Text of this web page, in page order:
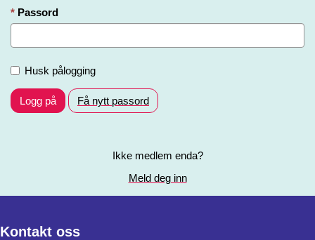
Passord
Husk pålogging
Logg på Få nytt passord
Ikke medlem enda?
Meld deg inn
Kontakt oss